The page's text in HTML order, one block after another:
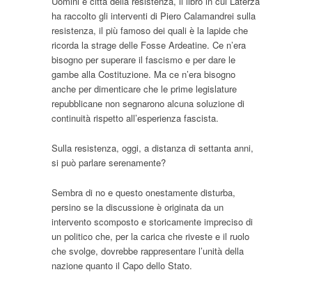
ha raccolto gli interventi di Piero Calamandrei sulla
resistenza, il più famoso dei quali è la lapide che
ricorda la strage delle Fosse Ardeatine. Ce n’era
bisogno per superare il fascismo e per dare le
gambe alla Costituzione. Ma ce n’era bisogno
anche per dimenticare che le prime legislature
repubblicane non segnarono alcuna soluzione di
continuità rispetto all’esperienza fascista.
Sulla resistenza, oggi, a distanza di settanta anni,
si può parlare serenamente?
Sembra di no e questo onestamente disturba,
persino se la discussione è originata da un
intervento scomposto e storicamente impreciso di
un politico che, per la carica che riveste e il ruolo
che svolge, dovrebbe rappresentare l’unità della
nazione quanto il Capo dello Stato.